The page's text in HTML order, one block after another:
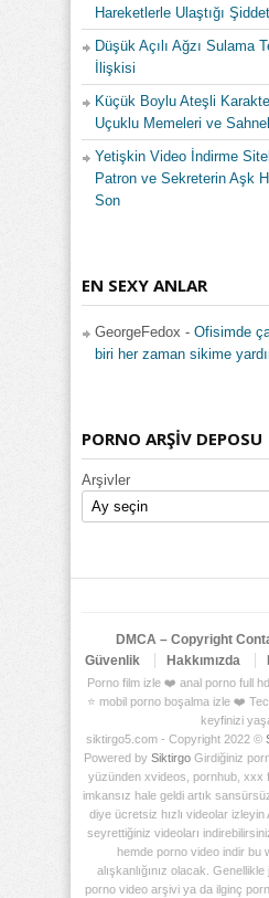
Hareketlerle Ulaştığı
Düşük Açılı Ağzı Sulama
İlişkisi
Küçük Boylu Ateşli
Uçuklu Memeleri ve
Yetişkin Video İndirme
Patron ve Sekreterin Aşk
Son
EN SEXY ANLAR
GeorgeFedox - Ofisimde
biri her zaman sikime
PORNO ARŞİV DEPOSU
Arşivler
DMCA – Copyright
Güvenlik
Hakkımızda
Porno film izle ❤️ anal porno full
⭐ mobil porno boşalma izle ❤️
keyfinizi
siktirgo5.com - Copyright 2022 ©
Powered by Siktirgo Girdiğiniz
yüzünden xvideos, pornhub, xxx
imkansız hale geldi artık
diye ücretsiz hızlı videolar
seyrettiğiniz videoları
hemde porno video indir bu
alışkanlığınız olacak.
porno video arşivi ya da ilginç